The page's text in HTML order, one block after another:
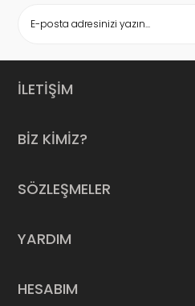
İLETİŞİM
BİZ KİMİZ?
SÖZLEŞMELER
YARDIM
HESABIM